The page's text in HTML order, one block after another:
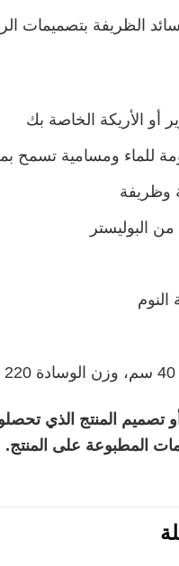
الظريفة بتصميمات
أو الأريكة الخاصة بك
للماء ومسامية تسمح
وظريفة
النوم
أو تصميم المنتج الذي
المطبوعة على المنتج.